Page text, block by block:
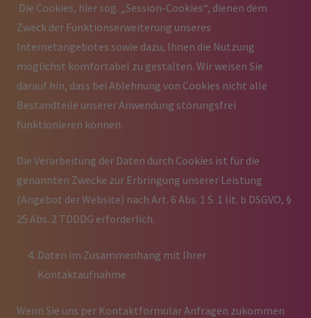
Die Cookies, hier sog. „Session-Cookies“, dienen dem
Zweck der Funktionserweiterung unseres
Internetangebotes sowie dazu, Ihnen die Nutzung
möglichst komfortabel zu gestalten. Wir weisen Sie
darauf hin, dass bei Ablehnung von Cookies nicht alle
Bestandteile unserer Anwendung störungsfrei
funktionieren können.
Die Verarbeitung der Daten durch Cookies ist für die
genannten Zwecke zur Erbringung unserer Leistung
(Angebot der Website) nach Art. 6 Abs. 1 S. 1 lit. b DSGVO, §
25 Abs. 2 TDDDG erforderlich.
Daten im Zusammenhang mit Ihrer
Kontaktaufnahme
Wenn Sie uns per Kontaktformular Anfragen zukommen